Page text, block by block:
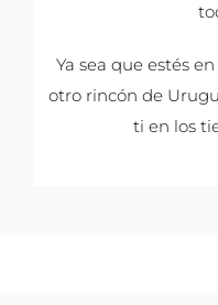
Ya sea que estés
otro rincón de
ti en los